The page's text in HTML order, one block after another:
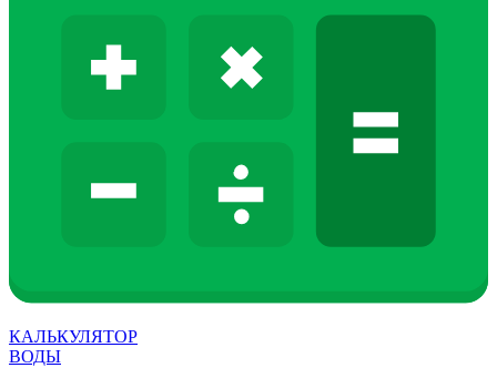
КАЛЬКУЛЯТОР
ВОДЫ